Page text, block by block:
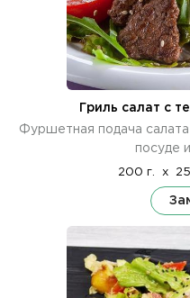
Гриль салат с
Фуршетная подача
посуде
200 г. x